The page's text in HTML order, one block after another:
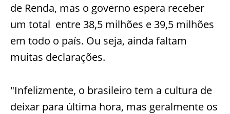
de Renda, mas o governo espera receber
um total entre 38,5 milhões e 39,5 milhões
em todo o país. Ou seja, ainda faltam
muitas declarações.
"Infelizmente, o brasileiro tem a cultura de
deixar para última hora, mas geralmente os